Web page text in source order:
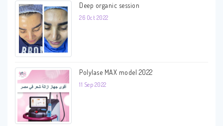
Deep organic session
26 Oct 2022
Polylase MAX model 2022
11 Sep 2022